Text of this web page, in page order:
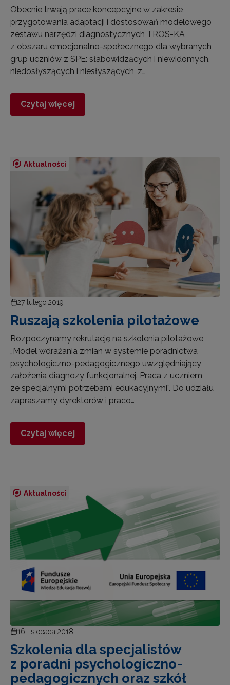
Obecnie trwają prace koncepcyjne w zakresie
przygotowania adaptacji i dostosowań modelowego
zestawu narzędzi diagnostycznych TROS-KA
z obszaru emocjonalno-społecznego dla wybranych
grup uczniów z SPE: słabowidzących i niewidomych,
niedosłyszących i niesłyszących, z…
Czytaj więcej
Aktualności
27 lutego 2019
Ruszają szkolenia pilotażowe
Rozpoczynamy rekrutację na szkolenia pilotażowe
„Model wdrażania zmian w systemie poradnictwa
psychologiczno-pedagogicznego uwzględniający
założenia diagnozy funkcjonalnej. Praca z uczniem
ze specjalnymi potrzebami edukacyjnymi”. Do udziału
zapraszamy dyrektorów i praco…
Czytaj więcej
Aktualności
16 listopada 2018
Szkolenia dla specjalistów
z poradni psychologiczno-
pedagogicznych oraz szkół